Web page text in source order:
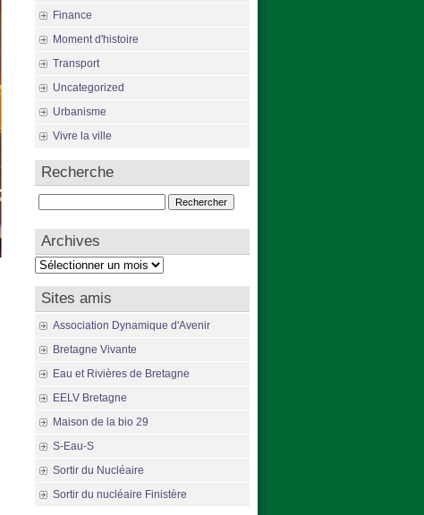
Finance
Moment d'histoire
Transport
Uncategorized
Urbanisme
Vivre la ville
Recherche
Archives
Archives
Sites amis
Association Dynamique d'Avenir
Bretagne Vivante
Eau et Rivières de Bretagne
EELV Bretagne
Maison de la bio 29
S-Eau-S
Sortir du Nucléaire
Sortir du nucléaire Finistère